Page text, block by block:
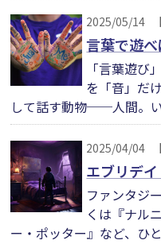
2025/05/14
言葉で遊
「言葉遊び
を「音」だ
して話す動物──人間。
2025/04/04
エブリデ
ファンタジ
くは『ナル
ー・ポッター』など、ひ